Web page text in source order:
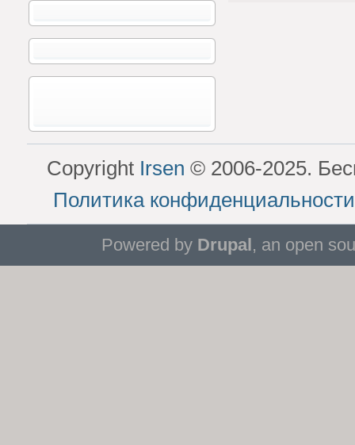
Copyright Irsen © 2006-2025.
Политика
Powered by Drupal, an open